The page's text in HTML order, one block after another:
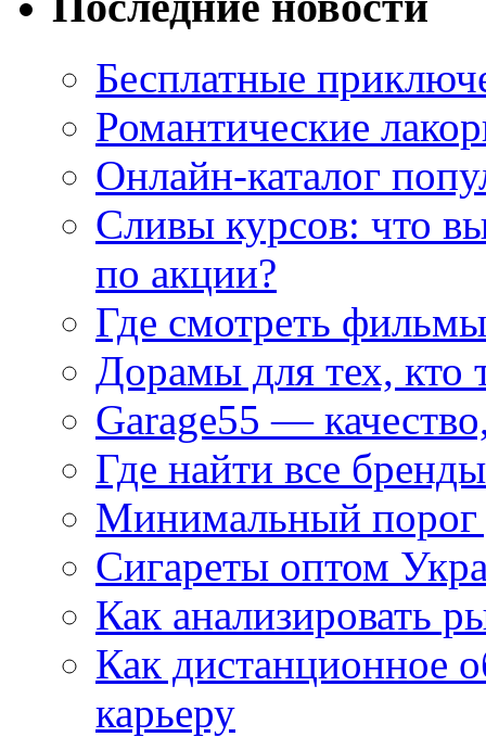
Бесплатные
Романтические
Онлайн-каталог
Сливы курсов: что
по акции?
Где смотреть
Дорамы для тех, кто
Garage55 —
Где найти все
Минимальный порог
Сигареты оптом
Как анализировать
Как дистанционное
карьеру